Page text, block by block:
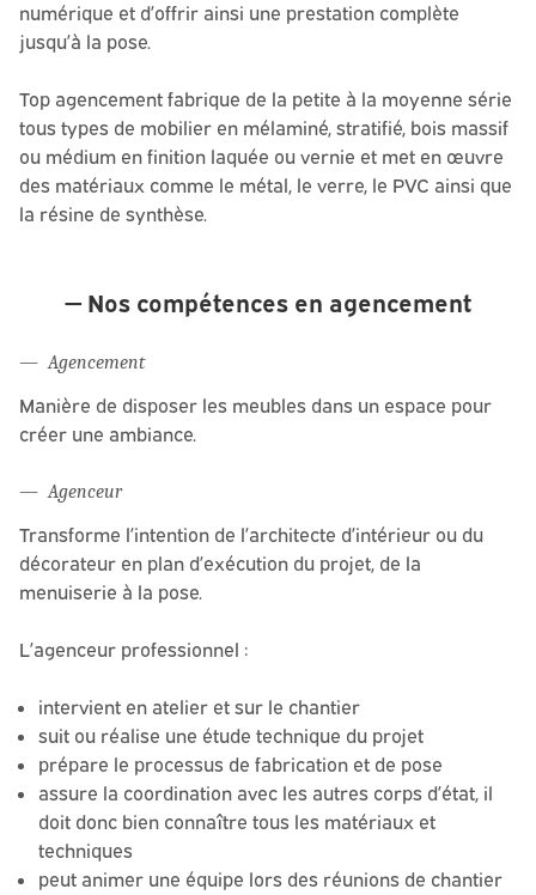
numérique et d’offrir ainsi une prestation complète
jusqu’à la pose.
Top agencement fabrique de la petite à la moyenne série
tous types de mobilier en mélaminé, stratifié, bois massif
ou médium en finition laquée ou vernie et met en œuvre
des matériaux comme le métal, le verre, le PVC ainsi que
la résine de synthèse.
Nos compétences en agencement
Agencement
Manière de disposer les meubles dans un espace pour
créer une ambiance.
Agenceur
Transforme l’intention de l’architecte d’intérieur ou du
décorateur en plan d’exécution du projet, de la
menuiserie à la pose.
L’agenceur professionnel :
intervient en atelier et sur le chantier
suit ou réalise une étude technique du projet
prépare le processus de fabrication et de pose
assure la coordination avec les autres corps d’état, il
doit donc bien connaître tous les matériaux et
techniques
peut animer une équipe lors des réunions de chantier